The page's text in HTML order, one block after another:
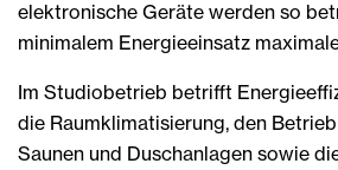
elektronische Geräte werden so
minimalem Energieeinsatz
Im Studiobetrieb betrifft
die Raumklimatisierung, den
Saunen und Duschanlagen sowie